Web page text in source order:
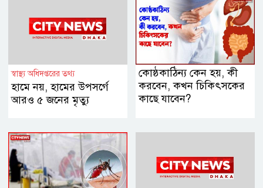
স্বাস্থ্য অধিদপ্তরের তথ্য
হামে নয়, হামের উপসর্গে
আরও ৫ জনের মৃত্যু
কোষ্ঠকাঠিন্য কেন হয়, কী
করবেন, কখন চিকিৎসকের
কাছে যাবেন?